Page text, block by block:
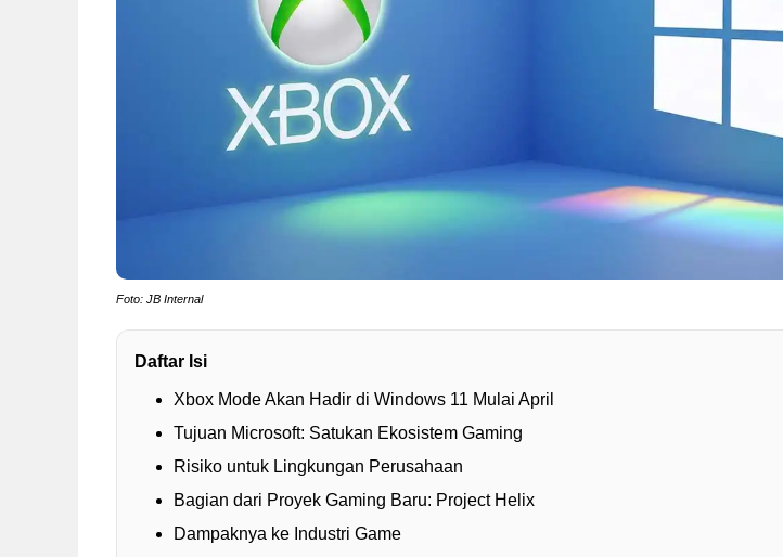
Foto: JB Internal
Daftar Isi
Xbox Mode Akan Hadir di Windows 11 Mulai April
Tujuan Microsoft: Satukan Ekosistem Gaming
Risiko untuk Lingkungan Perusahaan
Bagian dari Proyek Gaming Baru: Project Helix
Dampaknya ke Industri Game